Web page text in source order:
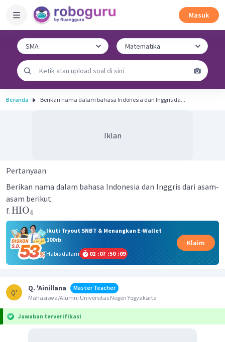
Masuk
Beranda Berikan nama dalam bahasa Indonesia dan lnggris da...
Iklan
Pertanyaan
Berikan nama dalam bahasa Indonesia dan lnggris dari asam-
asam berikut.
f. HIO4
Ikuti Tryout SNBT & Menangkan E-Wallet
100rb
Habis dalam
02 :07 :50 :09
Klaim
Q'
Q. 'Ainillana
Master Teacher
Mahasiswa/Alumni Universitas Negeri Yogyakarta
Jawaban terverifikasi